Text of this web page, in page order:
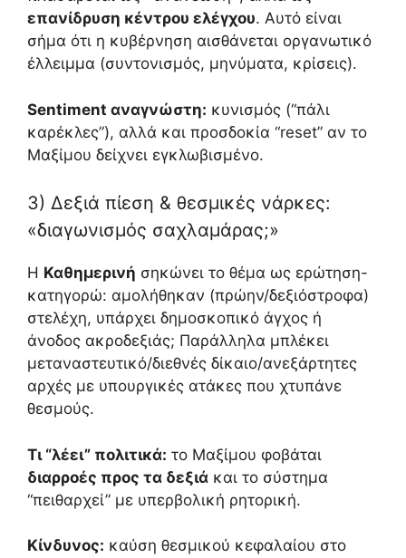
επανίδρυση κέντρου ελέγχου. Αυτό είναι
σήμα ότι η κυβέρνηση αισθάνεται οργανωτικό
έλλειμμα (συντονισμός, μηνύματα, κρίσεις).
Sentiment αναγνώστη: κυνισμός (“πάλι
καρέκλες”), αλλά και προσδοκία “reset” αν το
Μαξίμου δείχνει εγκλωβισμένο.
3) Δεξιά πίεση & θεσμικές νάρκες:
«διαγωνισμός σαχλαμάρας;»
Η Καθημερινή σηκώνει το θέμα ως ερώτηση-
κατηγορώ: αμολήθηκαν (πρώην/δεξιόστροφα)
στελέχη, υπάρχει δημοσκοπικό άγχος ή
άνοδος ακροδεξιάς; Παράλληλα μπλέκει
μεταναστευτικό/διεθνές δίκαιο/ανεξάρτητες
αρχές με υπουργικές ατάκες που χτυπάνε
θεσμούς.
Τι “λέει” πολιτικά: το Μαξίμου φοβάται
διαρροές προς τα δεξιά και το σύστημα
“πειθαρχεί” με υπερβολική ρητορική.
Κίνδυνος: καύση θεσμικού κεφαλαίου στο